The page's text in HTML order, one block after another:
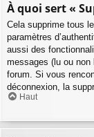
À quoi sert «
Cela supprime tous
paramètres
aussi des
messages (lu ou
forum. Si vous
déconnexion, la
Haut